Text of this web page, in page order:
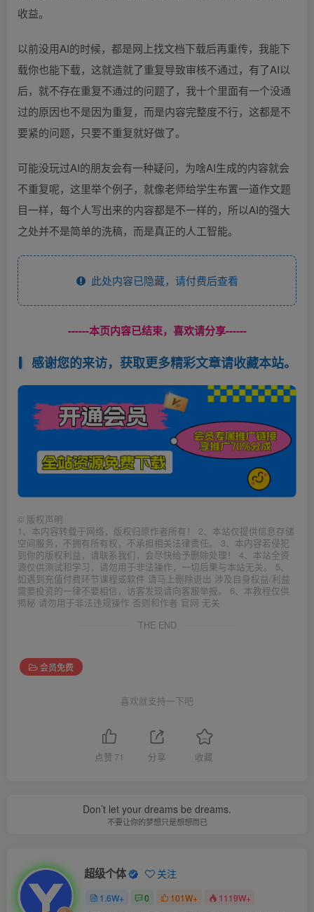
收益。
以前没用AI的时候，都是网上找文档下载后再重传，我能下
载你也能下载，这就造就了重复导致审核不通过，有了AI以
后，就不存在重复不通过的问题了，我十个里面有一个没通
过的原因也不是因为重复，而是内容完整度不行，这都是不
要紧的问题，只要不重复就好做了。
可能没玩过AI的朋友会有一种疑问，为啥AI生成的内容就会
不重复呢，这里举个例子，就像老师给学生布置一道作文题
目一样，每个人写出来的内容都是不一样的，所以AI的强大
之处并不是简单的洗稿，而是真正的人工智能。
此处内容已隐藏，请付费后查看
------本页内容已结束，喜欢请分享------
感谢您的来访，获取更多精彩文章请收藏本站。
© 版权声明
1、本内容转载于网络，版权归原作者所有！ 2、本站仅提供信息存储
空间服务，不拥有所有权，不承担相关法律责任。 3、本内容若侵犯
到你的版权利益，请联系我们，会尽快给予删除处理！ 4、本站全资
源仅供测试和学习，请勿用于非法操作，一切后果与本站无关。 5、
如遇到充值付费环节课程或软件 请马上删除退出 涉及自身权益/利益
需要投资的一律不要相信，访客发现请向客服举报。 6、本教程仅供
揭秘 请勿用于非法违规操作 否则和作者 官网 无关
THE END
会员免费
喜欢就支持一下吧
点赞 71 分享 收藏
Don’t let your dreams be dreams.
不要让你的梦想只是想想而已
超级个体 关注
1.6W+ 0 101W+ 1119W+